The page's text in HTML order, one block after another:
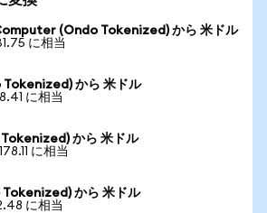
(Ondo Tokenized) から 米ドル
に相当
から 米ドル
に相当
から 米ドル
に相当
から 米ドル
に相当